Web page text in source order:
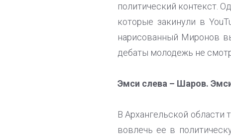
политический контекст.
которые закинули в
нарисованный Миронов
дебаты молодежь не
Эмси слева – Шаров.
В Архангельской
вовлечь ее в